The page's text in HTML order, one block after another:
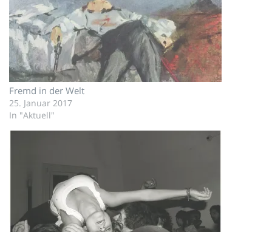
Fremd in der Welt
25. Januar 2017
In "Aktuell"